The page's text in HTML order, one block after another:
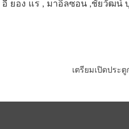
ยอง แร , มาอิลซอน ,ชัยวัฒน์
เตรียมเปิดประ